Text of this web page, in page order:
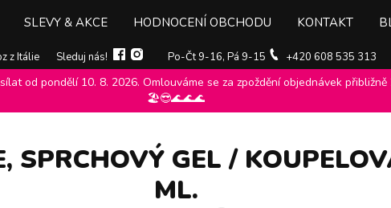
z Itálie Sleduj nás! Po-Čt 9-16, Pá 9-15 +420 608 535 313
SLEVY & AKCE HODNOCENÍ OBCHODU KONTAKT
od pondělí 10. 8. 2026. Omlouváme se za zpoždění objednávek
🏖️😎🌊🌊🌊
Sprchové gely, oleje, pěny dermomed Dermomed
SPRCHOVÝ GEL /
ML.